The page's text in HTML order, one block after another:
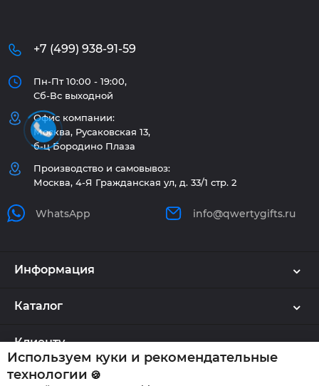
+7 (499) 938-91-59
Пн-Пт 10:00 - 19:00,
Сб-Вс выходной
Офис компании:
Москва, Русаковская 13,
б-ц Бородино Плаза
Производство и самовывоз:
Москва, 4-Я Гражданская ул, д. 33/1 стр. 2
WhatsApp info@qwertygifts.ru
Информация
Каталог
Клиенту
Используем куки и рекомендательные
технологии 🍪